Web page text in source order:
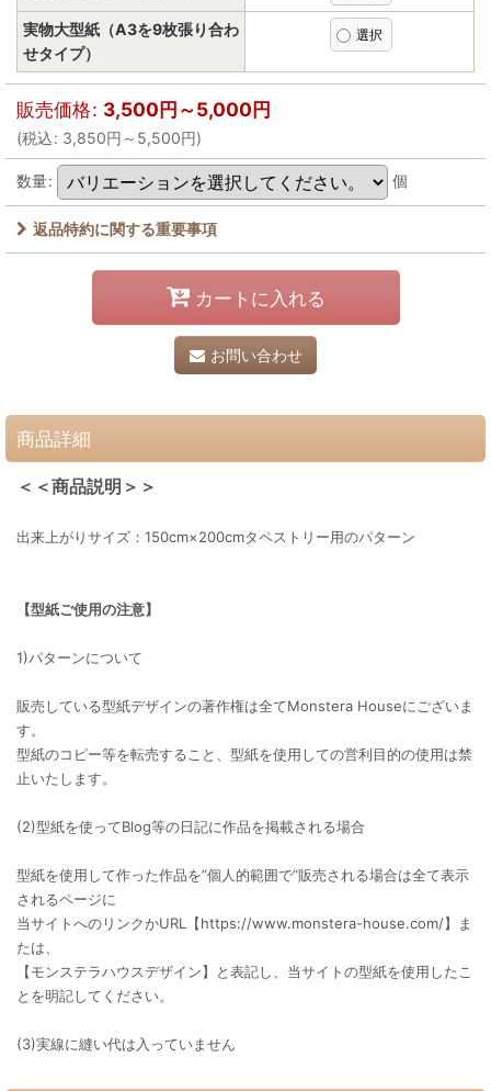
実物大型紙（A3を9枚張り合わ
せタイプ）
販売価格: 3,500円～5,000円
(税込: 3,850円 ～5,500円)
数量: 個
返品特約に関する重要事項
カートに入れる
お問い合わせ
商品詳細
＜＜商品説明＞＞
出来上がりサイズ：150cm×200cmタペストリー用のパターン
【型紙ご使用の注意】
1)パターンについて
販売している型紙デザインの著作権は全てMonstera Houseにございま
す。
型紙のコピー等を転売すること、型紙を使用しての営利目的の使用は禁
止いたします。
(2)型紙を使ってBlog等の日記に作品を掲載される場合
型紙を使用して作った作品を”個人的範囲で”販売される場合は全て表示
されるページに
当サイトへのリンクかURL【https://www.monstera-house.com/】ま
たは、
【モンステラハウスデザイン】と表記し、当サイトの型紙を使用したこ
とを明記してください。
(3)実線に縫い代は入っていません